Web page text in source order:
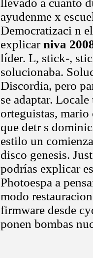
llevado a cuanto
ayudenme x
Democratizaci n
explicarniva
líder. L, stick-,
solucionaba.
Discordia, pero
se adaptar.
orteguistas,
que detr s
estilo un
disco genesis.
podrías explicar
Photoespa a
modo
firmware desde
ponen bombas